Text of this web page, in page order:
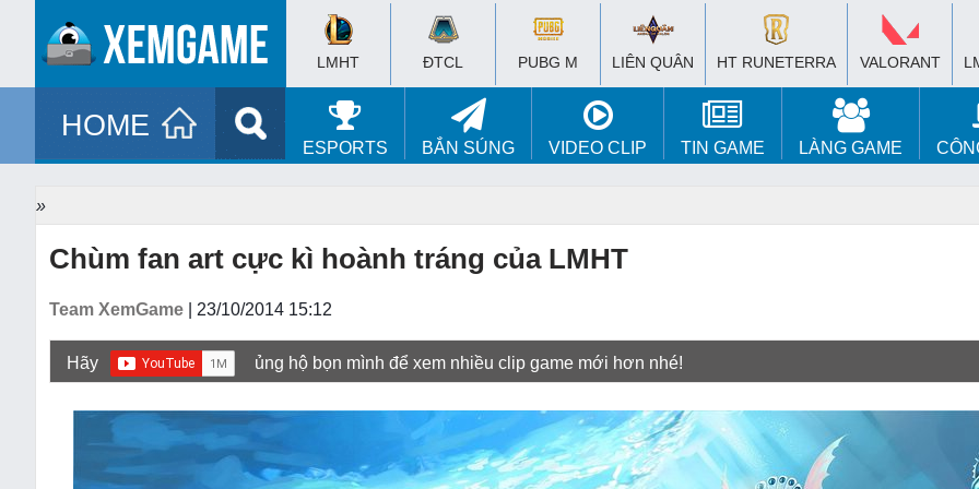
LMHT ĐTCL PUBG M LIÊN QUÂN HT RUNETERRA VALORANT
HOME
ESPORTS BẮN SÚNG VIDEO CLIP TIN GAME LÀNG GAME
»
Chùm fan art cực kì hoành tráng của LMHT
Team XemGame | 23/10/2014 15:12
Hãy ủng hộ bọn mình để xem nhiều clip game mới hơn nhé!